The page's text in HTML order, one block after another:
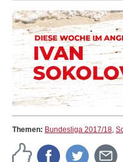
Themen: Bundesliga 2017/18,